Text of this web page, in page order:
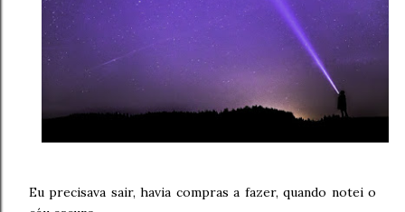
Eu precisava sair, havia compras a fazer, quando notei o